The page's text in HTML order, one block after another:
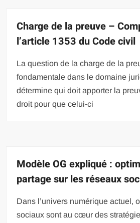
Charge de la preuve –
l’article 1353 du Code civil
La question de la charge de la
fondamentale dans le domaine
détermine qui doit apporter la
droit pour que celui-ci
Modèle OG expliqué :
partage sur les réseaux
Dans l’univers numérique actuel,
sociaux sont au cœur des